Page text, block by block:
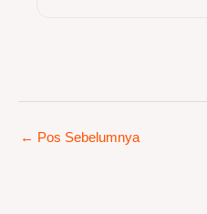
← Pos Sebelumnya